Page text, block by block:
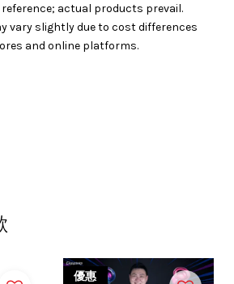
actual products prevail.
vary slightly due to cost differences
and online platforms.
優惠